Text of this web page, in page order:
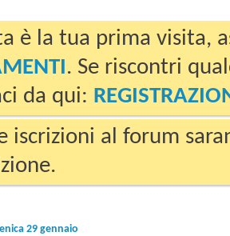
è la tua prima visita,
. Se riscontri
da qui:
iscrizioni al forum
29 gennaio